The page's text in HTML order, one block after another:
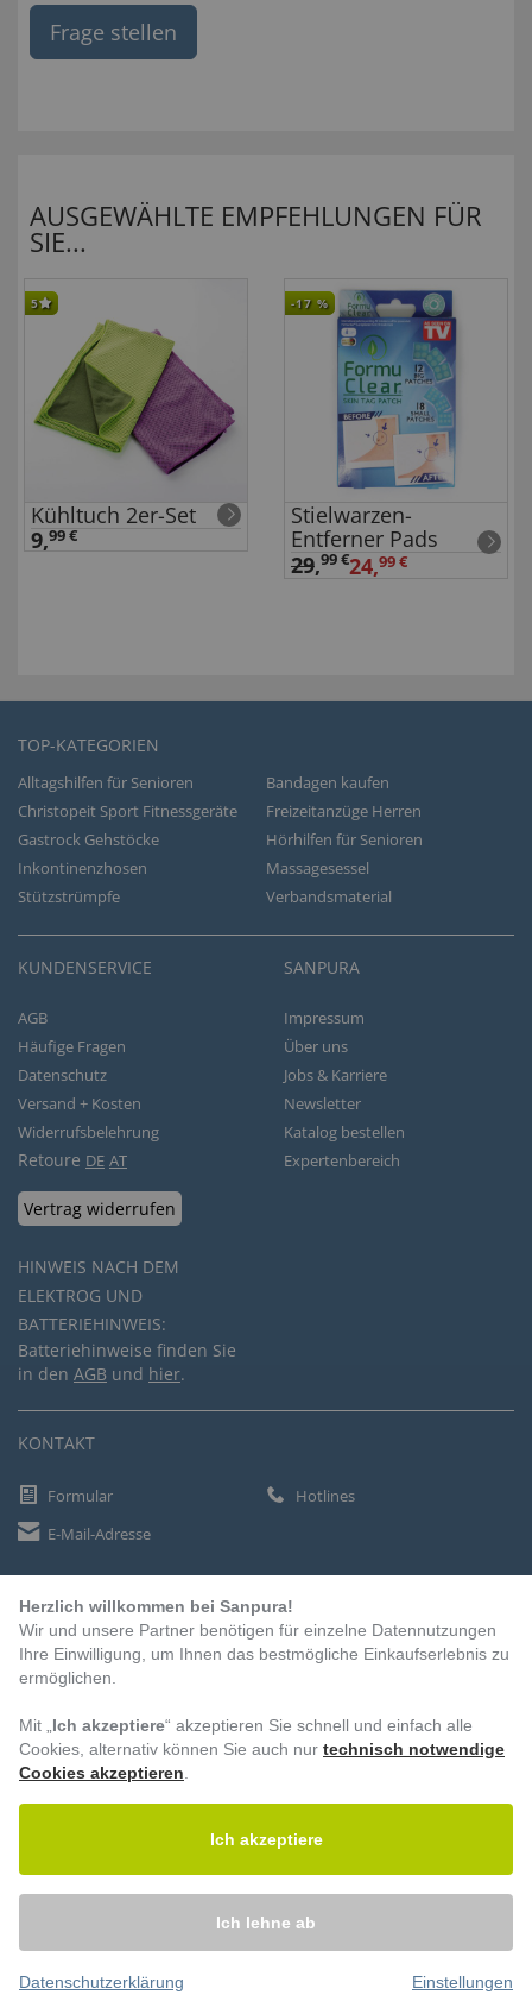
Frage stellen
AUSGEWÄHLTE EMPFEHLUNGEN FÜR
SIE...
5
Kühltuch 2er-Set
9,99 €
-17 %
Stielwarzen-
Entferner Pads
29,99 €24,99 €
TOP-KATEGORIEN
Alltagshilfen für Senioren
Bandagen kaufen
Christopeit Sport Fitnessgeräte
Freizeitanzüge Herren
Gastrock Gehstöcke
Hörhilfen für Senioren
Inkontinenzhosen
Massagesessel
Stützstrümpfe
Verbandsmaterial
KUNDENSERVICE
AGB
Häufige Fragen
Datenschutz
Versand + Kosten
Widerrufsbelehrung
Retoure DE AT
Vertrag widerrufen
HINWEIS NACH DEM
ELEKTROG UND
BATTERIEHINWEIS:
Batteriehinweise finden Sie
in den AGB und hier.
SANPURA
Impressum
Über uns
Jobs & Karriere
Newsletter
Katalog bestellen
Expertenbereich
KONTAKT
Formular
Hotlines
E-Mail-Adresse
ZAHLUNGSARTEN
Vorkasse
BESUCHEN SIE UNS
© 2026 – Sanpura. Alle Rechte vorbehalten.
Herzlich willkommen bei Sanpura!
Wir und unsere Partner benötigen für einzelne Datennutzungen
Ihre Einwilligung, um Ihnen das bestmögliche Einkaufserlebnis zu
ermöglichen.
Mit „ Ich akzeptiere“ akzeptieren Sie schnell und einfach alle
Cookies, alternativ können Sie auch nur technisch notwendige
Cookies akzeptieren
Ich akzeptiere
Ich lehne ab
Datenschutzerklärung Einstellungen